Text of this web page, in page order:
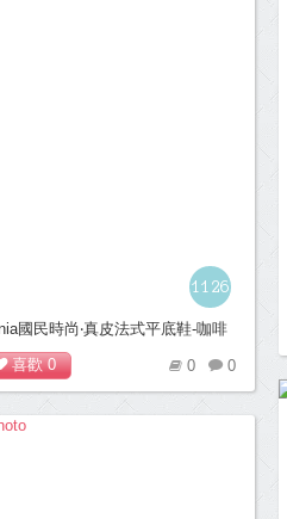
1126
國民時尚‧真皮法式平底鞋-咖啡
喜歡0 0
0